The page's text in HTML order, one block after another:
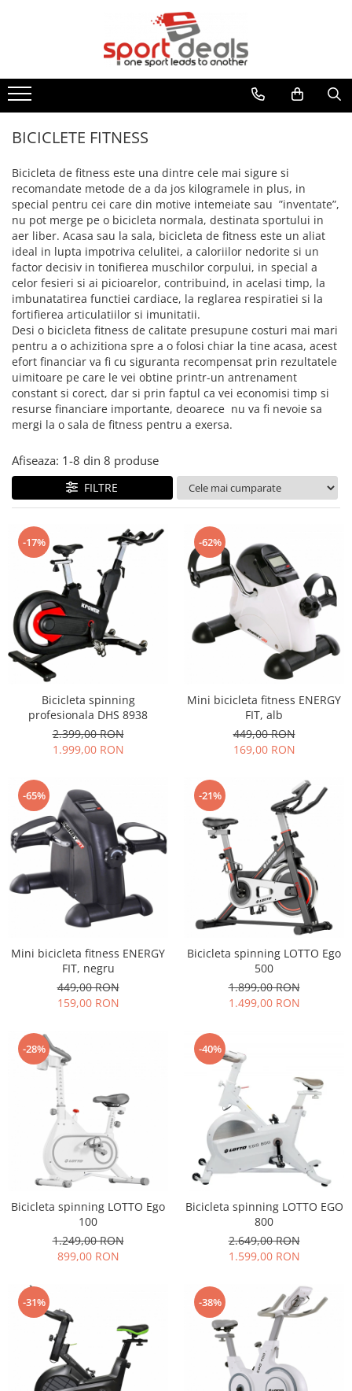
BICICLETE MOUNTAIN BIKE
BICICLETE MTB-HT
BICICLETE MTB-FS
FAT BIKE
BICICLETE BMX/DIRT
BICICLETE ORAS-TREKKING
BICICLETE PLIABILE
BICICLETE ELECTRICE
BICICLETE COPII
24" (varsta peste 10 ani)
20" (varsta 7-10 ani)
18" (varsta 5-7 ani)
16" (varsta 4-6 ani)
14" (varsta 3-5 ani)
12" (varsta 2-4 ani)
ACCESORII/COMPONENTE
ACCESORII BICICLETE
ACCESORII TELEFON
DEGRESANTI
APARATORI NOROI
BIDONASE/SUPORTI
CICLOCOMPUTERE/CEASURI/GPS
CRICURI
ROTI AJUTATOARE
INTRETINERE
LUMINI
POMPE
PORTBAGAJE / COSURI
SCULE DEPANARE
SONERII
ALTE ACCESORII
SUPORTI/STANDURI
SCAUNE COPII
COMPONENTE
ANVELOPE SI CAMERE
CADRE SI PIESE
FRANE
FURCI SI AMORTIZOARE
PEDALE SI ACCESORII
PIESE E-BIKE
ROTI SI PIESE
RULMENTI
SEI SI COMPONENTE
TRANSMISIE
PEDALIERE
ECHIPAMENT CICLISM
CASTI CICLISM
GENTI/COBURI/ BORSETE
BORSETE
RUCSACI
COSTUME TRIATLON
IMBRACAMINTE
BLUZE
INCALZITOARE
JACHETE
PANTALONI
TRICOURI
VESTE
HANORACE
INCALTAMINTE
HUSE PANTOFI
PANTOFI CASUAL
PANTOFI CICLISM
MANUSI
OCHELARI
OCHELARI CASUAL
OCHELARI CICLISM
PROTECTII/ARMURI
ARMURI
PROTECTII COATE
PROTECTII GENUNCHI
ALTE PROTECTII
RECUPERARE SI INGRIJIRE
SEPCI /CACIULI / BANDANE
BANDANE
CACIULI
MASTI/CAGULE
SEPCI
BENZI DE ALERGARE
BICICLETE FITNESS
APARATE MULTIFUNCTIONALE
SIMULATOARE VASLIT
GANTERE/BARE/DISCURI
BARE GREUTATI
BARE TRACTIUNI
DISCURI
GANTERE
GREUTATI INCHEIETURI
KETTLEBELL
ACCESORII FITNESS
PROSOAPE FITNESS/YOGA
BANDAJE/PROTECTII/RECUPERARE
FLEXORI
SPORT FIT
MASAJ
ARTICOLE INOT
ACCESORII
CASTI INOT
COSTUME DE BAIE
PAPUCI
OCHELARI INOT
PLUTE INOT
VESTE INOT
TENIS
SPORTURI DE IARNA
TRAMBULINE
OUTDOOR
MOBILITATE URBANA
TROTINETE ELECTRICE
TROTINETE
ACCESORII TROTINETE
CAMERE TROTINETE
PIESE TROTINETE
ROLE
BICICLETE FITNESS
Bicicleta de fitness este una dintre cele mai sigure si
recomandate metode de a da jos kilogramele in plus, in
special pentru cei care din motive intemeiate sau ”inventate”,
nu pot merge pe o bicicleta normala, destinata sportului in
aer liber. Acasa sau la sala, bicicleta de fitness este un aliat
ideal in lupta impotriva celulitei, a caloriilor nedorite si un
factor decisiv in tonifierea muschilor corpului, in special a
celor fesieri si ai picioarelor, contribuind, in acelasi timp, la
imbunatatirea functiei cardiace, la reglarea respiratiei si la
fortifierea articulatiilor si imunitatii.
Desi o bicicleta fitness de calitate presupune costuri mai mari
pentru a o achizitiona spre a o folosi chiar la tine acasa, acest
efort financiar va fi cu siguranta recompensat prin rezultatele
uimitoare pe care le vei obtine printr-un antrenament
constant si corect, dar si prin faptul ca vei economisi timp si
resurse financiare importante, deoarece nu va fi nevoie sa
mergi la o sala de fitness pentru a exersa.
Afiseaza: 1-8 din 8 produse
FILTRE
-17%
Bicicleta spinning
profesionala DHS 8938
2.399,00 RON
1.999,00 RON
-62%
Mini bicicleta fitness ENERGY
FIT, alb
449,00 RON
169,00 RON
-65%
Mini bicicleta fitness ENERGY
FIT, negru
449,00 RON
159,00 RON
-21%
Bicicleta spinning LOTTO Ego
500
1.899,00 RON
1.499,00 RON
-28%
Bicicleta spinning LOTTO Ego
100
1.249,00 RON
899,00 RON
-40%
Bicicleta spinning LOTTO EGO
800
2.649,00 RON
1.599,00 RON
-31% -38%